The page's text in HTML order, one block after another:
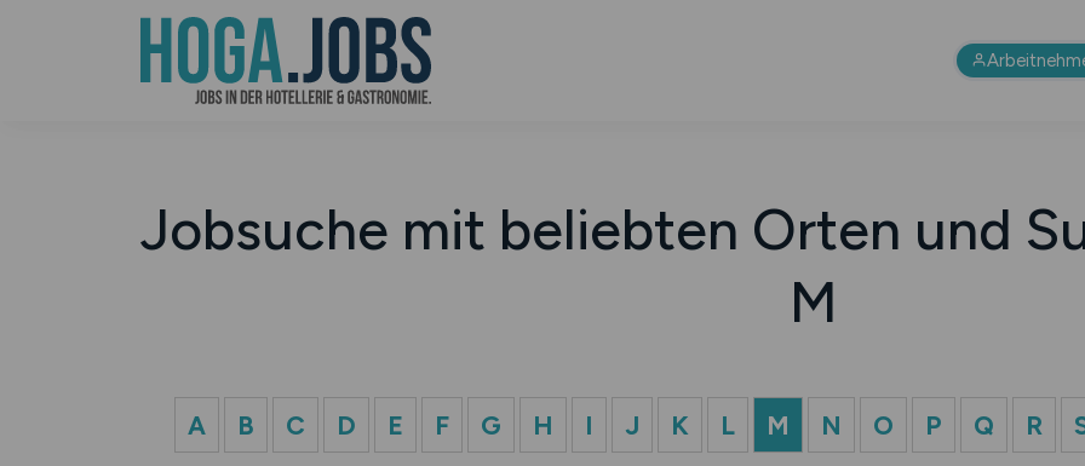
Jobsuche mit beliebten Orten und
M
A B C D E F G H I J K L M N O P Q R